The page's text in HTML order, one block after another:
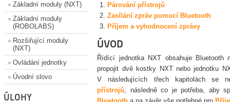
Základní moduly (NXT)
Základní moduly
(ROBOLABS)
Rozšiřující moduly
(NXT)
Ovládání jednotky
Úvodní slovo
ÚLOHY
Párování přístrojů
Zasílání zpráv pomocí Bluetooth
Příjem a vyhodnocení zprávy
ÚVOD
Řídící jednotka NXT obsahuje Bluetooth
propojit dvě kostky NXT nebo jednotku
V následujících třech kapitolách se
přístrojů, následně co je potřeba, aby